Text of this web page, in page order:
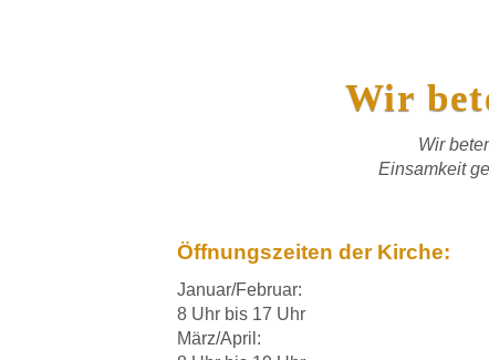
Wir
Wir
Einsamkeit
Öffnungszeiten der Kirche:
Januar/Februar:
8 Uhr bis 17 Uhr
März/April: